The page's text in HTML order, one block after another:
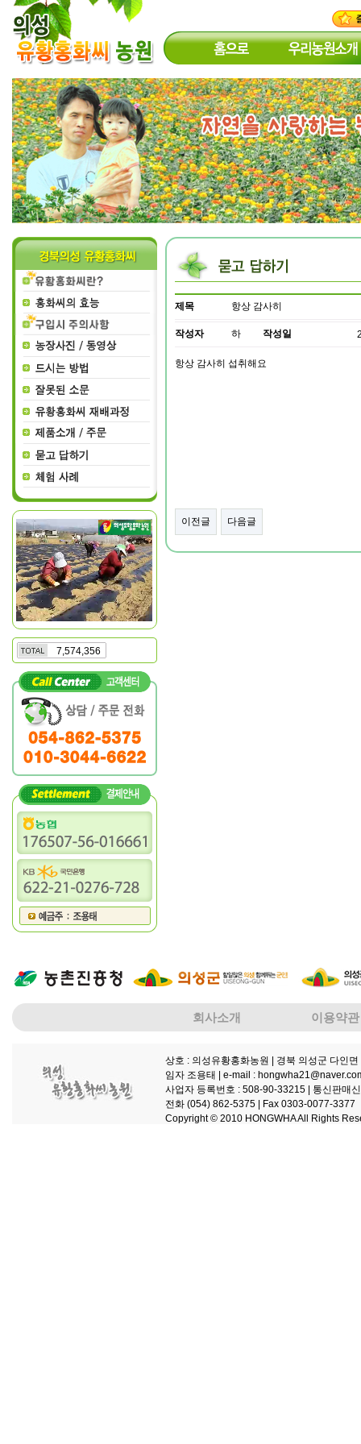
7,574,356
제목 항상 감사히
작성자 하 작성일
항상 감사히 섭취해요
이전글 다음글
회사소개 이용약관
상호 : 의성유황홍화농원
| 경북 의성군 다인
임자 조용태 | e-mail :
사업자 등록번호 : 508-90-33215 | 통신판매
전화 (054) 862-5375 |
Fax 0303-0077-3377
Copyright © 2010 HONGWHA All Rights